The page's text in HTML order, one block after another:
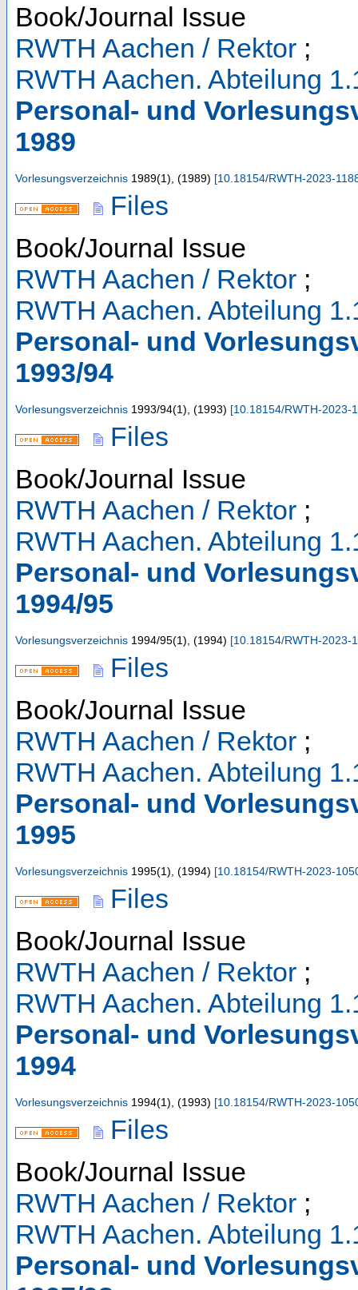
Book/Journal Issue
RWTH Aachen / Rektor ;
RWTH Aachen. Abteilung
Personal- und
1989
Vorlesungsverzeichnis 1989(1), (1989) [10.18154/RWTH-2023-
Files
Book/Journal Issue
RWTH Aachen / Rektor ;
RWTH Aachen. Abteilung
Personal- und
1993/94
Vorlesungsverzeichnis 1993/94(1), (1993) [10.18154/RWTH-2023-
Files
Book/Journal Issue
RWTH Aachen / Rektor ;
RWTH Aachen. Abteilung
Personal- und
1994/95
Vorlesungsverzeichnis 1994/95(1), (1994) [10.18154/RWTH-2023-
Files
Book/Journal Issue
RWTH Aachen / Rektor ;
RWTH Aachen. Abteilung
Personal- und
1995
Vorlesungsverzeichnis 1995(1), (1994) [10.18154/RWTH-2023-
Files
Book/Journal Issue
RWTH Aachen / Rektor ;
RWTH Aachen. Abteilung
Personal- und
1994
Vorlesungsverzeichnis 1994(1), (1993) [10.18154/RWTH-2023-
Files
Book/Journal Issue
RWTH Aachen / Rektor ;
RWTH Aachen. Abteilung
Personal- und